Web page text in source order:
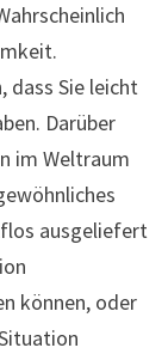
dass Sie leicht
Darüber
im Weltraum
ausgeliefert
können, oder